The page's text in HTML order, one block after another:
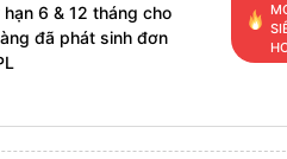
6 & 12 tháng cho
đã phát sinh đơn